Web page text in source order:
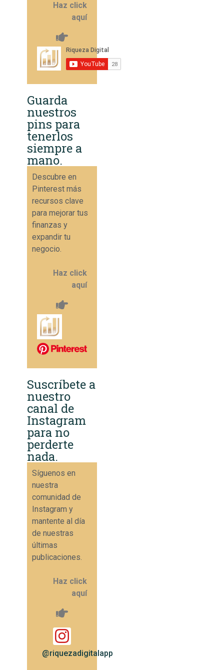
Haz click
aquí
Guarda
nuestros
pins para
tenerlos
siempre a
mano.
Descubre en
Pinterest más
recursos clave
para mejorar tus
finanzas y
expandir tu
negocio.
Haz click
aquí
Suscríbete a
nuestro
canal de
Instagram
para no
perderte
nada.
Síguenos en
nuestra
comunidad de
Instagram y
mantente al día
de nuestras
últimas
publicaciones.
Haz click
aquí
@riquezadigitalapp